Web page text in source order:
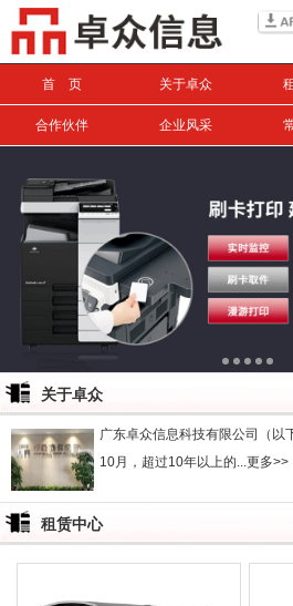
首 页 关于卓众
合作伙伴 企业风采
关于卓众
广东卓众信息科技有限公司（以
10月，超过10年以上的...更多>>
租赁中心